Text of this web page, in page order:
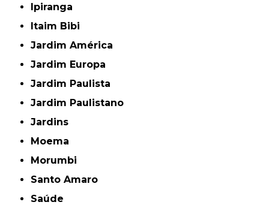
Ipiranga
Itaim Bibi
Jardim América
Jardim Europa
Jardim Paulista
Jardim Paulistano
Jardins
Moema
Morumbi
Santo Amaro
Saúde